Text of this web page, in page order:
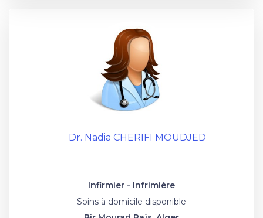
Dr. Nadia CHERIFI MOUDJED
Infirmier - Infrimiére
Soins à domicile disponible